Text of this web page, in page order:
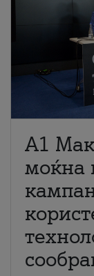
A1
моќна